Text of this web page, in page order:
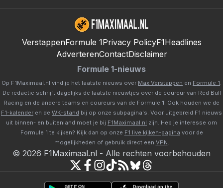
VerstappenFormule 1Privacy PolicyF1Headlines
AdverterenContactDisclaimer
Formule 1-nieuws
Op F1Maximaal.nl vind je het laatste nieuws over Max Verstappen en Formule 1
De redactie schrijft dagelijks de laatste nieuwtjes over de coureur van Red Bull
Racing en de andere teams en coureurs van de Formule 1. Ook houden we de
F1-kalender en de WK-stand bij op onze subpagina's. Voor uitgebreid F1 nieuws
uit binnen- en buitenland moet je bij F1Maximaal.nl zijn. Heb je interesse om
Formule 1 te kijken? Kijk dan op onze F1 live kijken-pagina voor de
mogelijkheden of gebruik direct een VPN
© 2026 F1Maximaal.nl - Alle rechten voorbehouden